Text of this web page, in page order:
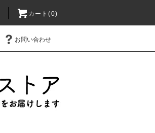
カート(0)
お問い合わせ